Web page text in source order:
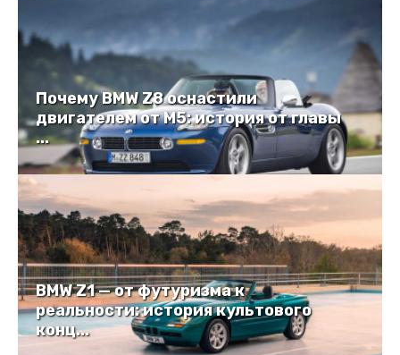
Почему BMW Z8 оснастили
двигателем от M5: история от главы
...
BMW Z1 — от футуризма к
реальности: история культового
конц...